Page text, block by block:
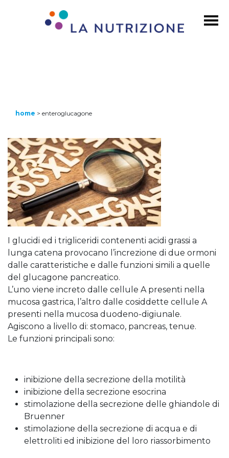
home > enteroglucagone
I glucidi ed i trigliceridi contenenti acidi grassi a
lunga catena provocano l’increzione di due ormoni
dalle caratteristiche e dalle funzioni simili a quelle
del glucagone pancreatico.
L’uno viene increto dalle cellule A presenti nella
mucosa gastrica, l’altro dalle cosiddette cellule A
presenti nella mucosa duodeno-digiunale.
Agiscono a livello di: stomaco, pancreas, tenue.
Le funzioni principali sono:
inibizione della secrezione della motilità
inibizione della secrezione esocrina
stimolazione della secrezione delle ghiandole di
Bruenner
stimolazione della secrezione di acqua e di
elettroliti ed inibizione del loro riassorbimento